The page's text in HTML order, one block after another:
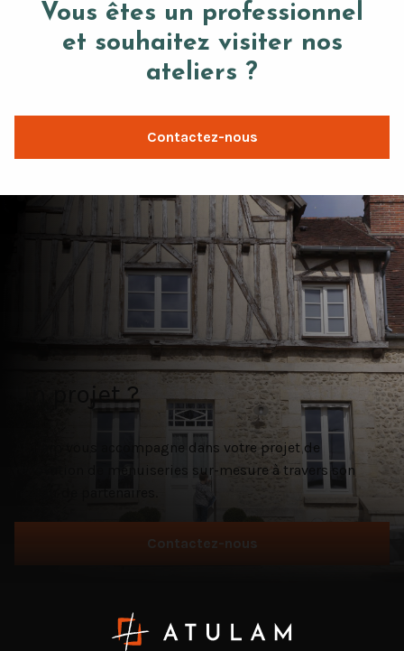
Vous êtes un professionnel
et souhaitez visiter nos
ateliers ?
Contactez-nous
Un projet ?
Atulam vous accompagne dans votre projet de
rénovation de menuiseries sur-mesure à travers son
Contactez-nous